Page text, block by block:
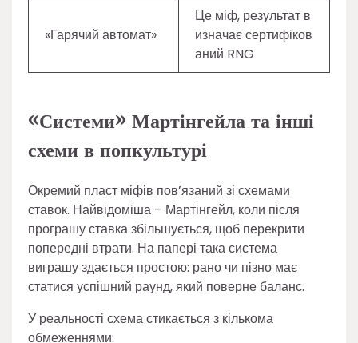
«Гарячий автомат»
Це міф, результат в
изначає сертифіков
аний RNG
«Системи» Мартінгейла та інші
схеми в попкультурі
Окремий пласт міфів пов’язаний зі схемами
ставок. Найвідоміша – Мартінгейл, коли після
програшу ставка збільшується, щоб перекрити
попередні втрати. На папері така система
виграшу здається простою: рано чи пізно має
статися успішний раунд, який поверне баланс.
У реальності схема стикається з кількома
обмеженнями: